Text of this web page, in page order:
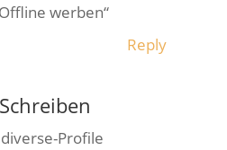
werben“
Reply
Profile